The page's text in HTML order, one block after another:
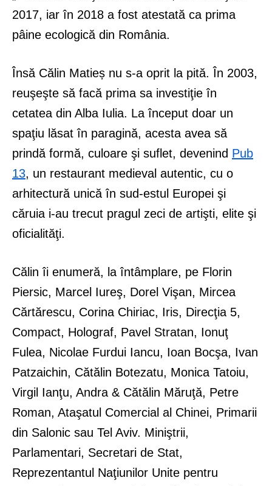
2017, iar în 2018 a fost atestată ca prima
pâine ecologică din România.
Însă Călin Matieș nu s-a oprit la pită. În 2003,
reuşeşte să facă prima sa investiţie în
cetatea din Alba Iulia. La început doar un
spaţiu lăsat în paragină, acesta avea să
prindă formă, culoare şi suflet, devenind Pub
13, un restaurant medieval autentic, cu o
arhitectură unică în sud-estul Europei şi
căruia i-au trecut pragul zeci de artişti, elite şi
oficialităţi.
Călin îi enumeră, la întâmplare, pe Florin
Piersic, Marcel Iureş, Dorel Vişan, Mircea
Cărtărescu, Corina Chiriac, Iris, Direcţia 5,
Compact, Holograf, Pavel Stratan, Ionuţ
Fulea, Nicolae Furdui Iancu, Ioan Bocşa, Ivan
Patzaichin, Cătălin Botezatu, Monica Tatoiu,
Virgil Ianţu, Andra & Cătălin Măruţă, Petre
Roman, Ataşatul Comercial al Chinei, Primarii
din Salonic sau Tel Aviv. Miniştrii,
Parlamentari, Secretari de Stat,
Reprezentantul Naţiunilor Unite pentru